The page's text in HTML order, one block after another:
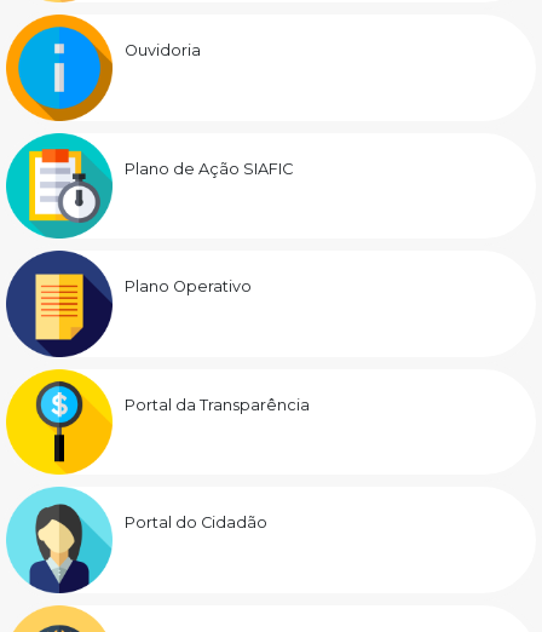
Ouvidoria
Plano de Ação SIAFIC
Plano Operativo
Portal da Transparência
Portal do Cidadão